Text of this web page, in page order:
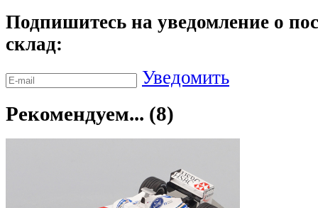
Подпишитесь на уведомление о
склад:
Уведомить
Рекомендуем... (8)